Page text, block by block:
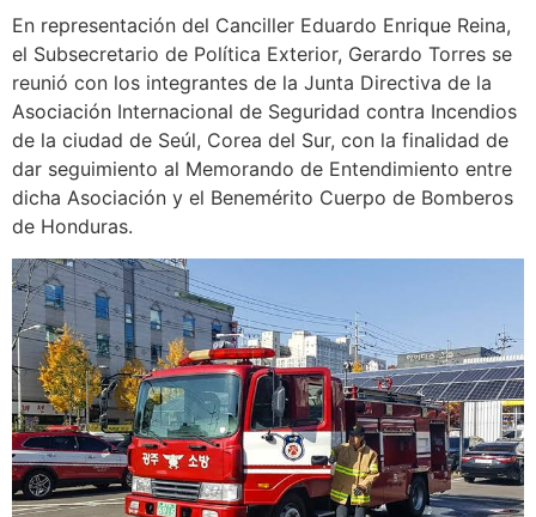
En representación del Canciller Eduardo Enrique Reina,
el Subsecretario de Política Exterior, Gerardo Torres se
reunió con los integrantes de la Junta Directiva de la
Asociación Internacional de Seguridad contra Incendios
de la ciudad de Seúl, Corea del Sur, con la finalidad de
dar seguimiento al Memorando de Entendimiento entre
dicha Asociación y el Benemérito Cuerpo de Bomberos
de Honduras.